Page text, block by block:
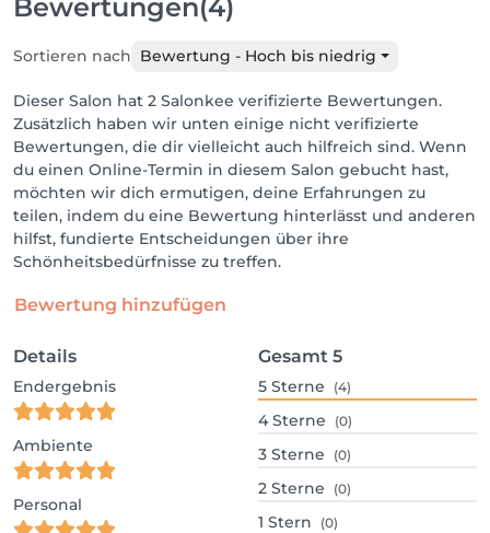
Bewertungen(4)
Sortieren nach Bewertung - Hoch bis niedrig
Dieser Salon hat 2 Salonkee verifizierte Bewertungen.
Zusätzlich haben wir unten einige nicht verifizierte
Bewertungen, die dir vielleicht auch hilfreich sind. Wenn
du einen Online-Termin in diesem Salon gebucht hast,
möchten wir dich ermutigen, deine Erfahrungen zu
teilen, indem du eine Bewertung hinterlässt und anderen
hilfst, fundierte Entscheidungen über ihre
Schönheitsbedürfnisse zu treffen.
Bewertung hinzufügen
Details
Endergebnis
Ambiente
Personal
Gesamt 5
5 Sterne (4)
4 Sterne (0)
3 Sterne (0)
2 Sterne (0)
1 Stern (0)